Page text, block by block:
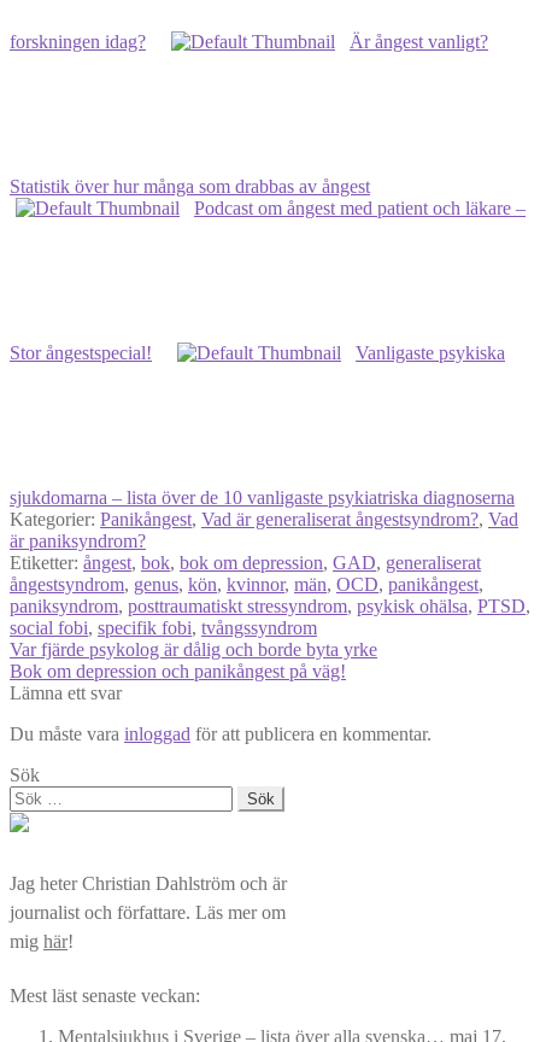
forskningen idag? Är ångest vanligt?
Statistik över hur många som drabbas av ångest
Podcast om ångest med patient och läkare –
Stor ångestspecial! Vanligaste psykiska
sjukdomarna – lista över de 10 vanligaste psykiatriska diagnoserna
Kategorier: Panikångest, Vad är generaliserat ångestsyndrom?, Vad
är paniksyndrom?
Etiketter: ångest, bok, bok om depression, GAD, generaliserat
ångestsyndrom, genus, kön, kvinnor, män, OCD, panikångest,
paniksyndrom, posttraumatiskt stressyndrom, psykisk ohälsa, PTSD,
social fobi, specifik fobi, tvångssyndrom
Inläggsnavigering
Föregående
inlägg:
Var fjärde psykolog är dålig och borde byta yrke
Nästa
inlägg:
Bok om depression och panikångest på väg!
Lämna ett svar
Du måste vara inloggad för att publicera en kommentar.
Sök
Sök
efter:
Jag heter Christian Dahlström och är
journalist och författare. Läs mer om
mig här!
Mest läst senaste veckan:
Mentalsjukhus i Sverige – lista över alla svenska… maj 17,